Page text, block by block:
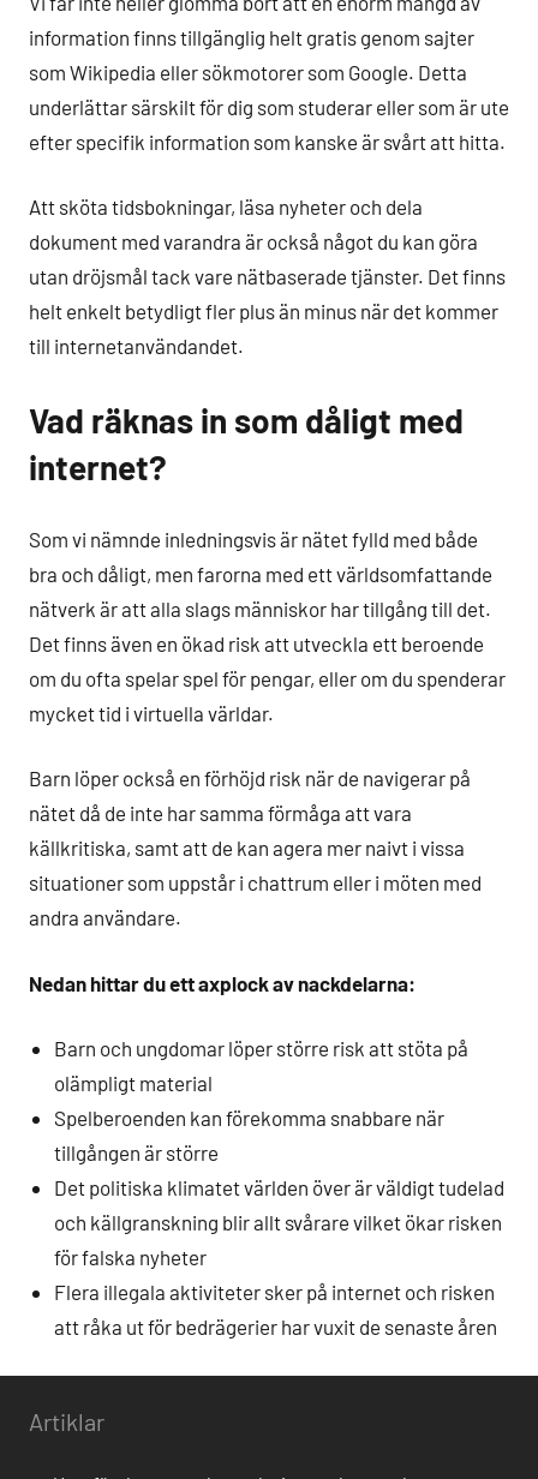
information finns tillgänglig helt gratis genom sajter
som Wikipedia eller sökmotorer som Google. Detta
underlättar särskilt för dig som studerar eller som är ute
efter specifik information som kanske är svårt att hitta.
Att sköta tidsbokningar, läsa nyheter och dela
dokument med varandra är också något du kan göra
utan dröjsmål tack vare nätbaserade tjänster. Det finns
helt enkelt betydligt fler plus än minus när det kommer
till internetanvändandet.
Vad räknas in som dåligt med
internet?
Som vi nämnde inledningsvis är nätet fylld med både
bra och dåligt, men farorna med ett världsomfattande
nätverk är att alla slags människor har tillgång till det.
Det finns även en ökad risk att utveckla ett beroende
om du ofta spelar spel för pengar, eller om du spenderar
mycket tid i virtuella världar.
Barn löper också en förhöjd risk när de navigerar på
nätet då de inte har samma förmåga att vara
källkritiska, samt att de kan agera mer naivt i vissa
situationer som uppstår i chattrum eller i möten med
andra användare.
Nedan hittar du ett axplock av nackdelarna:
Barn och ungdomar löper större risk att stöta på
olämpligt material
Spelberoenden kan förekomma snabbare när
tillgången är större
Det politiska klimatet världen över är väldigt tudelad
och källgranskning blir allt svårare vilket ökar risken
för falska nyheter
Flera illegala aktiviteter sker på internet och risken
att råka ut för bedrägerier har vuxit de senaste åren
Artiklar